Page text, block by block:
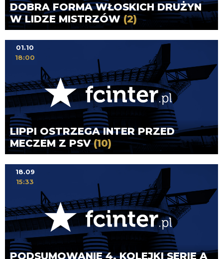
DOBRA FORMA WŁOSKICH DRUŻYN
W LIDZE MISTRZÓW(2)
LIPPI OSTRZEGA INTER PRZED
MECZEM Z PSV(10)
01.10
18:00
PODSUMOWANIE 4. KOLEJKI SERIE A
18.09
15:33